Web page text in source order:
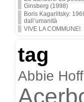
Ginsberg (1998)
Boris Kagarlitsky:
dall’umanità
VIVE LA COMMUNE!
tag
Abbie